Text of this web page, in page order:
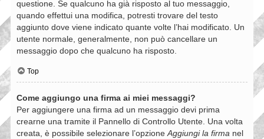
questione. Se qualcuno ha già risposto al tuo messaggio,
quando effettui una modifica, potresti trovare del testo
aggiunto dove viene indicato quante volte l’hai modificato. Un
utente normale, generalmente, non può cancellare un
messaggio dopo che qualcuno ha risposto.
Top
Come aggiungo una firma ai miei messaggi?
Per aggiungere una firma ad un messaggio devi prima
crearne una tramite il Pannello di Controllo Utente. Una volta
creata, è possibile selezionare l’opzione Aggiungi la firma nel